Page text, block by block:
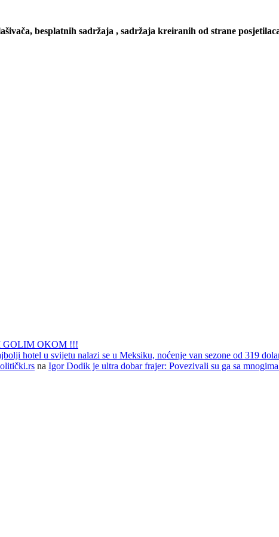
besplatnih sadržaja , sadržaja kreiranih od strane
GOLIM OKOM !!!
hotel u svijetu nalazi se u Meksiku, noćenje van sezone od 319
na Igor Dodik je ultra dobar frajer: Povezivali su ga sa